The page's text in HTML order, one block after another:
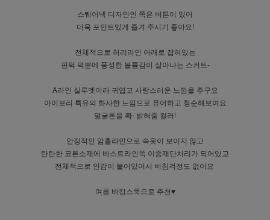
스퀘어넥 디자인인 쪽은 버튼이 있어
더욱 포인트있게 즐겨 주시기 좋아요!
전체적으로 허리라인 아래로 잡혀있는
핀턱 덕분에 풍성한 볼륨감이 살아나는 스커트-
A라인 실루엣이라 귀엽고 사랑스러운 느낌을 주구요
아이보리 특유의 화사한 느낌으로 퓨어하고 청순해보여요
얼굴톤을 확- 밝혀줄 컬러!
안정적인 암홀라인으로 속옷이 보이지 않고
탄탄한 코튼소재에 바스트라인쪽 이중재단처리가 되어있고
전체적으로 안감이 붙어있어서 비침걱정도 없어요
여름 바캉스룩으로 추천♥